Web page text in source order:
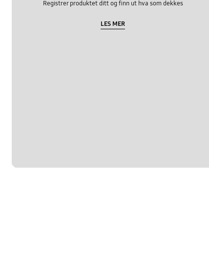
Registrer produktet ditt og finn ut hva som dekkes
LES MER